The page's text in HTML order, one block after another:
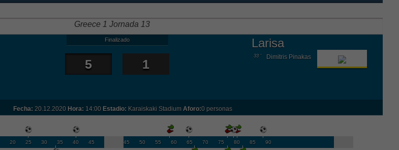
Greece 1 Jornada 13
Finalizado Larisa
5 1
Dimitris Pinakas
33 '
Fecha: 20.12.2020 Hora: 14:00 Estadio: Karaiskaki Stadium Aforo:0 personas
20 25 30 35 40 45 45 50 55 60 65 70 75 80 85 90